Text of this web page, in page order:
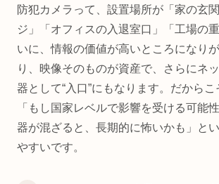
防犯カメラって、設置場所が「家の玄
ジ」「オフィスの入退室口」「工場の
いに、情報の価値が高いところになり
り、映像そのものが資産で、さらにネ
器として“入口”にもなります。だから
「もし国家レベルで影響を受ける可能
器が混ざると、長期的に怖いかも」と
やすいです。